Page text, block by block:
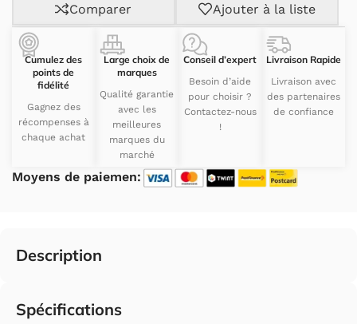
Comparer Ajouter à la liste
Cumulez des
points de
fidélité
Gagnez des
récompenses à
chaque achat
Large choix de
marques
Qualité garantie
avec les
meilleures
marques du
marché
Conseil d’expert
Besoin d’aide
pour choisir ?
Contactez-nous
!
Livraison Rapide
Livraison avec
des partenaires
de confiance
Moyens de paiemen:
Description
Spécifications